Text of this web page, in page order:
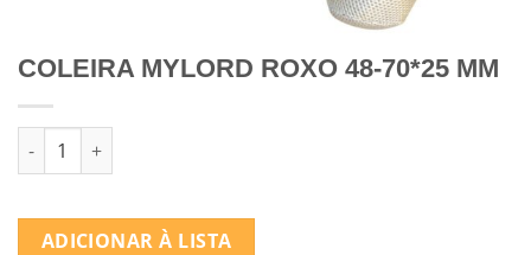
COLEIRA MYLORD ROXO 48-70*25 MM
Quantidade de COLEIRA MYLORD ROXO 48-70*25 MM
ADICIONAR À LISTA